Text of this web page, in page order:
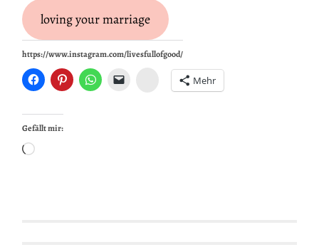
loving your marriage
https://www.instagram.com/livesfullofgood/
InstagramMehr
Gefällt mir:
Wird